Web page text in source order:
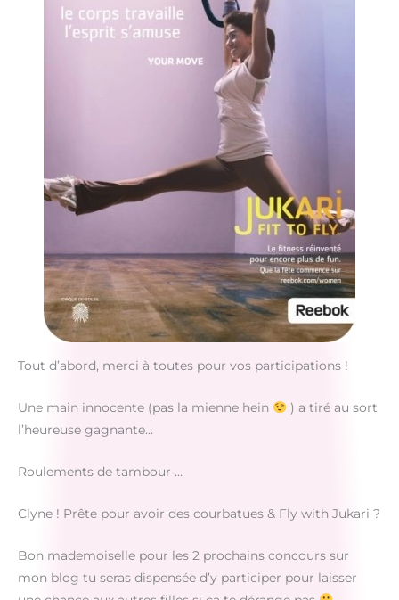
Tout d’abord, merci à toutes pour vos participations !
Une main innocente (pas la mienne hein
) a tiré au sort
l’heureuse gagnante…
Roulements de tambour …
Clyne ! Prête pour avoir des courbatues & Fly with Jukari ?
Bon mademoiselle pour les 2 prochains concours sur
mon blog tu seras dispensée d’y participer pour laisser